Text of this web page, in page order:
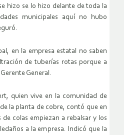
hizo se lo hizo delante de toda la
municipales aquí no hubo
en la empresa estatal no saben
de tuberías rotas porque a
General.
quien vive en la comunidad de
la planta de cobre, contó que en
colas empiezan a rebalsar y los
a la empresa. Indicó que la